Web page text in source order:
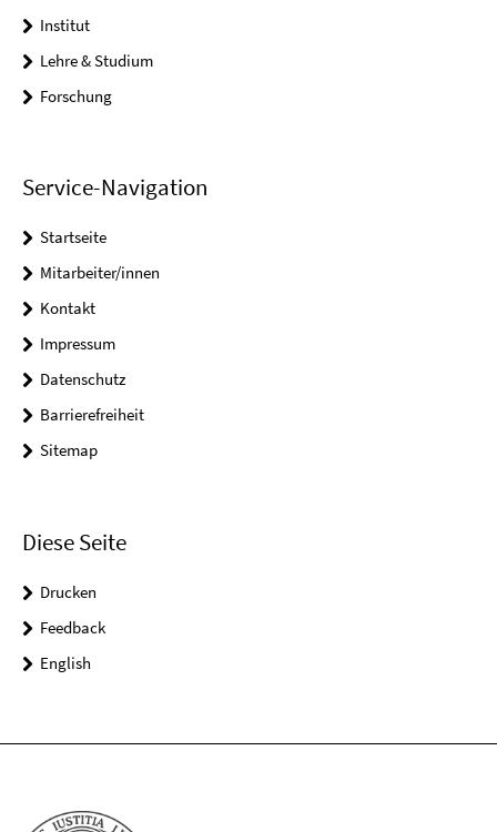
Institut
Lehre & Studium
Forschung
Service-Navigation
Startseite
Mitarbeiter/innen
Kontakt
Impressum
Datenschutz
Barrierefreiheit
Sitemap
Diese Seite
Drucken
Feedback
English